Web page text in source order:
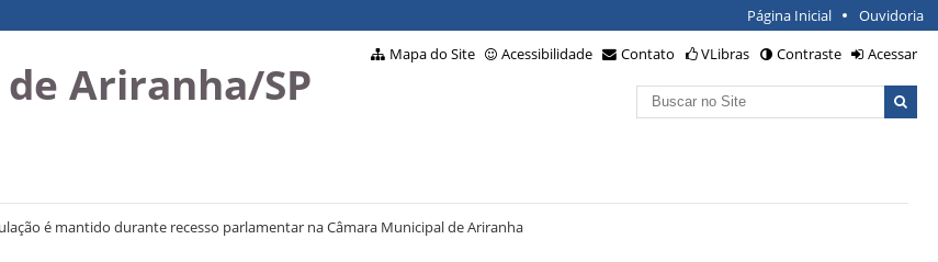
Página Inicial Ouvidoria
Ariranha/SP
Mapa do Site Acessibilidade Contato VLibras Contraste
Acessar
Busca
é mantido durante recesso parlamentar na Câmara Municipal de Ariranha